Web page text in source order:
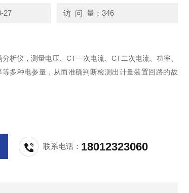
27 访 问 量：346
析仪，测量电压、CT一次电流、CT二次电流、功率、
多种电参量，从而准确判断检测出计量装置回路的故
联系电话： 18012323060